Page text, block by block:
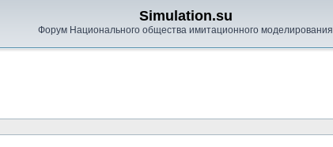
Simulation.su
Форум Национального общества имитационного моделирования